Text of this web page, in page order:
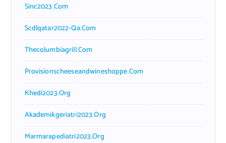
Sinc2023.com
Scdlqatar2022-Qa.com
Thecolumbiagrill.com
Provisionscheeseandwineshoppe.com
Khedi2023.org
Akademikgeriatri2023.org
Marmarapediatri2023.org